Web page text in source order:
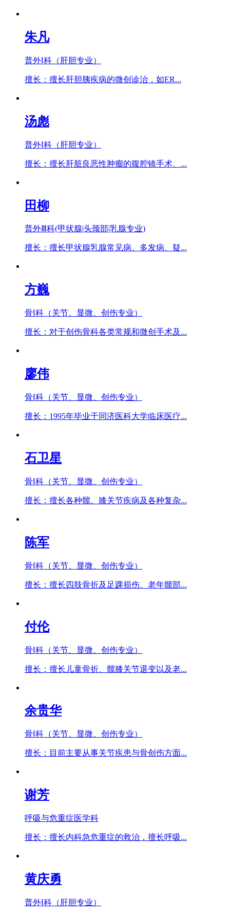
​朱凡
普外Ⅰ科（肝胆专业）
擅长：擅长肝胆胰疾病的微创诊治，如ER...
汤彪
普外Ⅰ科（肝胆专业）
擅长：擅长肝脏良恶性肿瘤的腹腔镜手术、...
田柳
普外Ⅲ科(甲状腺|头颈部|乳腺专业)
擅长：擅长甲状腺乳腺常见病、多发病、疑...
方巍
骨Ⅰ科（关节、显微、创伤专业）
擅长：对于创伤骨科各类常规和微创手术及...
廖伟
骨Ⅰ科（关节、显微、创伤专业）
擅长：1995年毕业于同济医科大学临床医疗...
石卫星
骨Ⅰ科（关节、显微、创伤专业）
擅长：擅长各种髋、膝关节疾病及各种复杂...
陈军
骨Ⅰ科（关节、显微、创伤专业）
擅长：擅长四肢骨折及足踝损伤、老年髋部...
付伦
骨Ⅰ科（关节、显微、创伤专业）
擅长：擅长儿童骨折、髋膝关节退变以及老...
余贵华
骨Ⅰ科（关节、显微、创伤专业）
擅长：目前主要从事关节疾患与骨创伤方面...
谢芳
呼吸与危重症医学科
擅长：擅长内科急危重症的救治，擅长呼吸...
黄庆勇
普外Ⅰ科（肝胆专业）